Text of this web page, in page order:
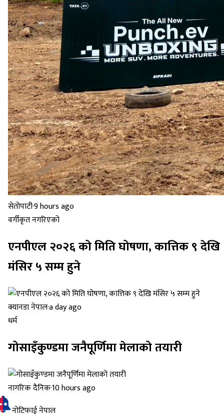
सेतोपाटी·9 hours ago
वर्गीकृत नगरिएको
एनपीएल २०२६ को मिति घोषणा, कात्तिक ९ देखि
मंसिर ५ सम्म हुने
क्यानडा नेपाल·a day ago
धर्म
गोसाइँकुण्डमा जनैपूर्णिमा मेलाको तयारी
नागरिक दैनिक·10 hours ago
नोटिफाई नेपाल